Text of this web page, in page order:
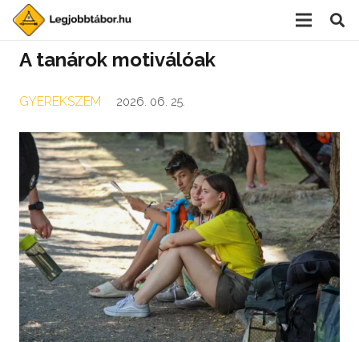
A tanárok motiválóak
GYEREKSZEM 2026. 06. 25.